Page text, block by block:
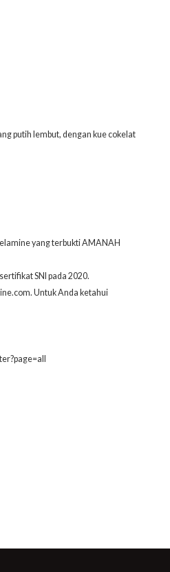
putih lembut, dengan kue cokelat
yang terbukti AMANAH
SNI pada 2020.
Untuk Anda ketahui